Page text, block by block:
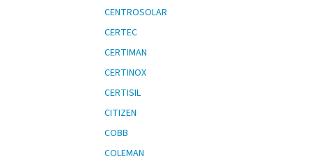
CENTROSOLAR
CERTEC
CERTIMAN
CERTINOX
CERTISIL
CITIZEN
COBB
COLEMAN